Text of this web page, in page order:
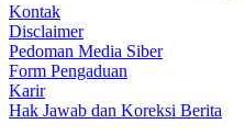
Kontak
Disclaimer
Pedoman Media Siber
Form Pengaduan
Karir
Hak Jawab dan Koreksi Berita